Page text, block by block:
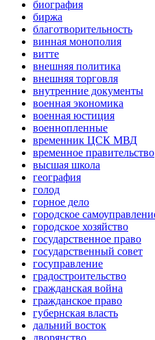
биография
биржа
благотворительность
винная монополия
витте
внешняя политика
внешняя торговля
внутренние документы
военная экономика
военная юстиция
военнопленные
временник ЦСК МВД
временное правительство
высшая школа
география
голод
горное дело
городское
городское хозяйство
государственное право
государственный совет
госуправление
градостроительство
гражданская война
гражданское право
губернская власть
дальний восток